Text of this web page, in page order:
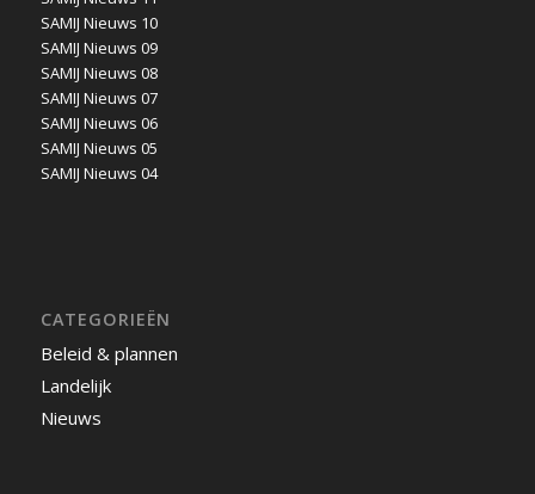
SAMIJ Nieuws 10
SAMIJ Nieuws 09
SAMIJ Nieuws 08
SAMIJ Nieuws 07
SAMIJ Nieuws 06
SAMIJ Nieuws 05
SAMIJ Nieuws 04
CATEGORIEËN
Beleid & plannen
Landelijk
Nieuws